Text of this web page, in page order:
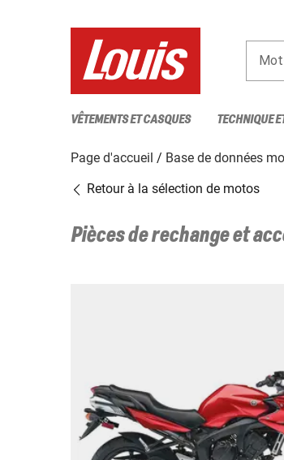
VÊTEMENTS ET CASQUES TECHNIQUE
Page d'accueil Base de données
Retour à la sélection de motos
Pièces de rechange et